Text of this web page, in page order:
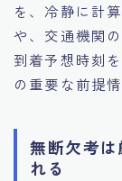
を、冷静に計
や、交通機関
到着予想時刻
の重要な前提
無断欠考
れる